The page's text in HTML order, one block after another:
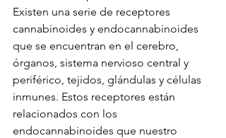
Existen una serie de receptores
cannabinoides y endocannabinoides
que se encuentran en el cerebro,
órganos, sistema nervioso central y
periférico, tejidos, glándulas y células
inmunes. Estos receptores están
relacionados con los
endocannabinoides que nuestro